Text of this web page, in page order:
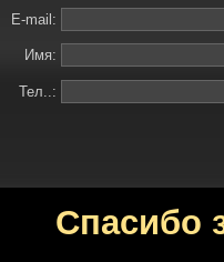
E-mail:
Имя:
Тел..:
Спасибо